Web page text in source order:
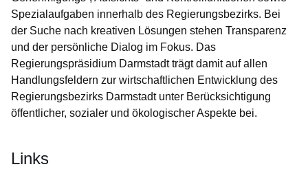
Spezialaufgaben innerhalb des Regierungsbezirks. Bei
der Suche nach kreativen Lösungen stehen Transparenz
und der persönliche Dialog im Fokus. Das
Regierungspräsidium Darmstadt trägt damit auf allen
Handlungsfeldern zur wirtschaftlichen Entwicklung des
Regierungsbezirks Darmstadt unter Berücksichtigung
öffentlicher, sozialer und ökologischer Aspekte bei.
Links